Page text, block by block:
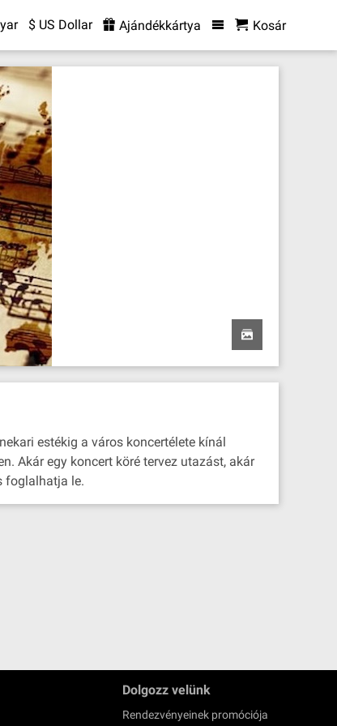
$ US Dollar Ajándékkártya Kosár
estékig a város koncertélete kínál
Akár egy koncert köré tervez utazást, akár
foglalhatja le.
Dolgozz velünk
Rendezvényeinek promóciója